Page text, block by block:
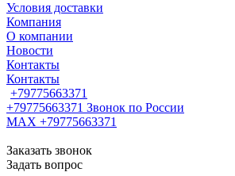
Условия доставки
Компания
О компании
Новости
Контакты
Контакты
+79775663371
+79775663371 Звонок по России
MAX +79775663371
Заказать звонок
Задать вопрос